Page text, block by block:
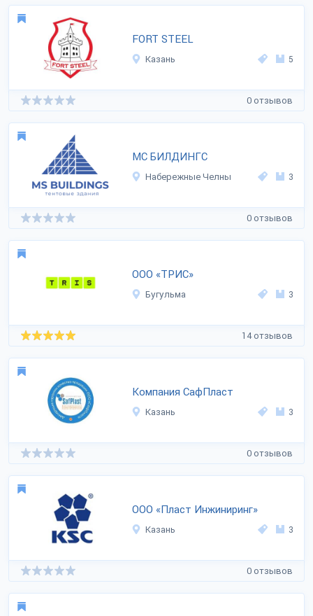
FORT STEEL
Казань 5
0 отзывов
МС БИЛДИНГС
Набережные Челны 3
0 отзывов
ООО «ТРИС»
Бугульма 3
14 отзывов
Компания СафПласт
Казань 3
0 отзывов
ООО «Пласт Инжиниринг»
Казань 3
0 отзывов